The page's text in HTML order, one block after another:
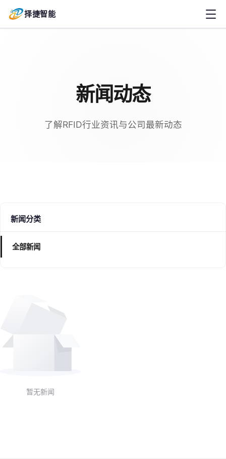
择捷智能
新闻动态
了解RFID行业资讯与公司最新动态
新闻分类
全部新闻
暂无新闻